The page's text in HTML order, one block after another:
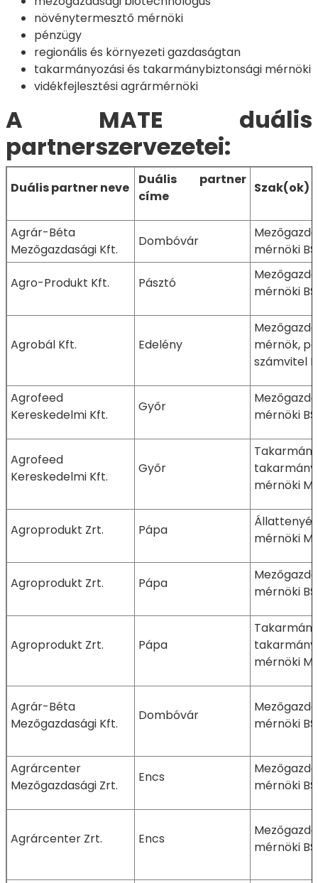
növénytermesztő mérnöki
pénzügy
regionális és környezeti gazdaságtan
takarmányozási és takarmánybiztonsági mérnöki
vidékfejlesztési agrármérnöki
A MATE duális
partnerszervezetei:
Duális partner neve
Duális partner
címe
Szak(ok)
Agrár-Béta
Mezőgazdasági Kft.
Dombóvár
mérnöki
Agro-Produkt Kft. Pásztó
mérnöki
Agrobál Kft. Edelény
mérnök,
számvitel
Agrofeed
Kereskedelmi Kft.
Győr
mérnöki
Agrofeed
Kereskedelmi Kft.
Győr
mérnöki
Agroprodukt Zrt. Pápa
mérnöki
Agroprodukt Zrt. Pápa
mérnöki
Agroprodukt Zrt. Pápa
mérnöki
Agrár-Béta
Mezőgazdasági Kft.
Dombóvár
mérnöki
Agrárcenter
Mezőgazdasági Zrt.
Encs
mérnöki
Agrárcenter Zrt. Encs
mérnöki